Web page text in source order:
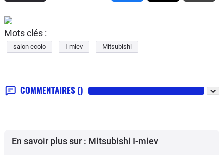
Mots clés :
salon ecolo I-miev Mitsubishi
COMMENTAIRES ()
En savoir plus sur : Mitsubishi I-miev